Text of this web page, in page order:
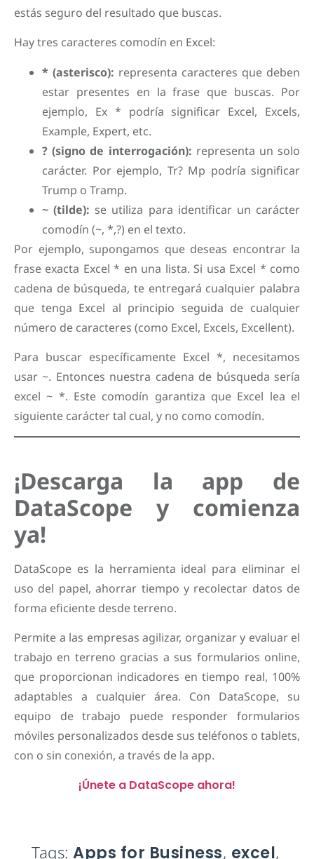
estás seguro del resultado que buscas.
Hay tres caracteres comodín en Excel:
* (asterisco): representa caracteres que deben
estar presentes en la frase que buscas. Por
ejemplo, Ex * podría significar Excel, Excels,
Example, Expert, etc.
? (signo de interrogación): representa un solo
carácter. Por ejemplo, Tr? Mp podría significar
Trump o Tramp.
~ (tilde): se utiliza para identificar un carácter
comodín (~, *,?) en el texto.
Por ejemplo, supongamos que deseas encontrar la
frase exacta Excel * en una lista. Si usa Excel * como
cadena de búsqueda, te entregará cualquier palabra
que tenga Excel al principio seguida de cualquier
número de caracteres (como Excel, Excels, Excellent).
Para buscar específicamente Excel *, necesitamos
usar ~. Entonces nuestra cadena de búsqueda sería
excel ~ *. Este comodín garantiza que Excel lea el
siguiente carácter tal cual, y no como comodín.
¡Descarga la app de
DataScope y comienza
ya!
DataScope es la herramienta ideal para eliminar el
uso del papel, ahorrar tiempo y recolectar datos de
forma eficiente desde terreno.
Permite a las empresas agilizar, organizar y evaluar el
trabajo en terreno gracias a sus formularios online,
que proporcionan indicadores en tiempo real, 100%
adaptables a cualquier área. Con DataScope, su
equipo de trabajo puede responder formularios
móviles personalizados desde sus teléfonos o tablets,
con o sin conexión, a través de la app.
¡Únete a DataScope ahora!
Tags: Apps for Business, excel,